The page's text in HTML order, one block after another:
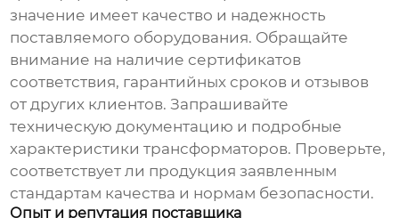
значение имеет качество и надежность
поставляемого оборудования. Обращайте
внимание на наличие сертификатов
соответствия, гарантийных сроков и отзывов
от других клиентов. Запрашивайте
техническую документацию и подробные
характеристики трансформаторов. Проверьте,
соответствует ли продукция заявленным
стандартам качества и нормам безопасности.
Опыт и репутация поставщика